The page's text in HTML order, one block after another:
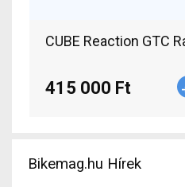
CUBE Reaction GTC
415 000 Ft
Bikemag.hu Hírek